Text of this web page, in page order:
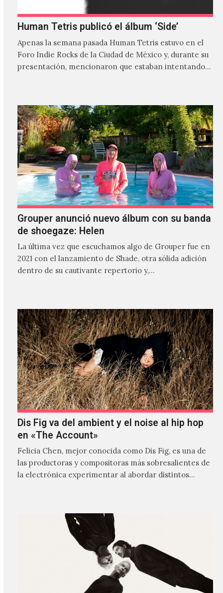
Human Tetris publicó el álbum ‘Side’
Apenas la semana pasada Human Tetris estuvo en el
Foro Indie Rocks de la Ciudad de México y, durante su
presentación, mencionaron que estaban intentando…
Grouper anunció nuevo álbum con su banda
de shoegaze: Helen
La última vez que escuchamos algo de Grouper fue en
2021 con el lanzamiento de Shade, otra sólida adición
dentro de su cautivante repertorio y,…
Dis Fig va del ambient y el noise al hip hop
en «The Account»
Felicia Chen, mejor conocida como Dis Fig, es una de
las productoras y compositoras más sobresalientes de
la electrónica experimentar al abordar distintos